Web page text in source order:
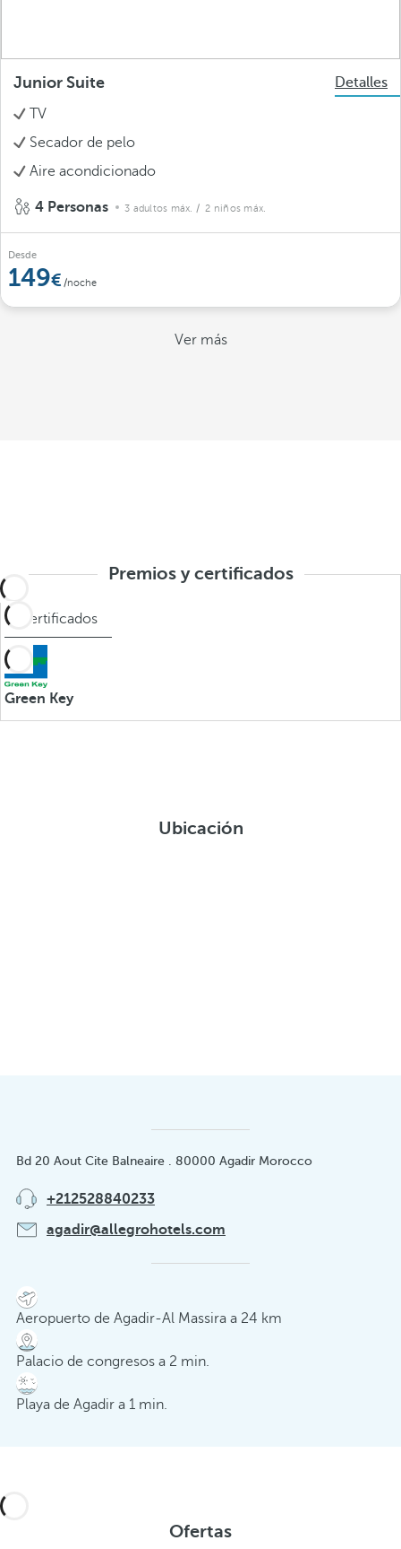
Junior Suite
Detalles
TV
Secador de pelo
Aire acondicionado
4 Personas 3 adultos máx. / 2 niños máx.
Desde
149 /noche
Ver más
Premios y certificados
Certificados
Green Key
Ubicación
Bd 20 Aout Cite Balneaire . 80000 Agadir Morocco
+212528840233
agadir@allegrohotels.com
Aeropuerto de Agadir-Al Massira a 24 km
Palacio de congresos a 2 min.
Playa de Agadir a 1 min.
Ofertas